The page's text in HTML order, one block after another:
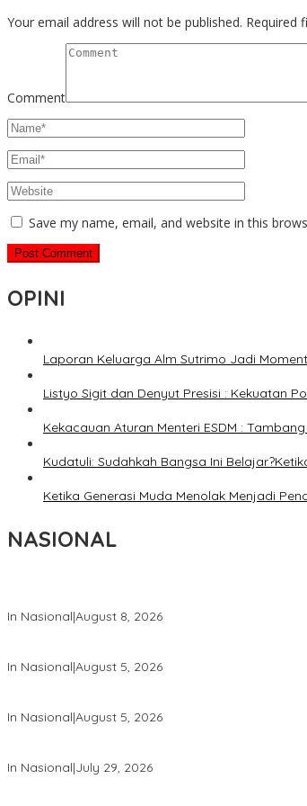
Your email address will not be published. Required
Comment
Save my name, email, and website in this
OPINI
Laporan Keluarga Alm Sutrimo Jadi
Listyo Sigit dan Denyut Presisi : Kekuatan
Kekacauan Aturan Menteri ESDM :
Kudatuli: Sudahkah Bangsa Ini
Ketika Generasi Muda Menolak Menjadi
NASIONAL
In Nasional|August 8, 2026
In Nasional|August 5, 2026
In Nasional|August 5, 2026
In Nasional|July 29, 2026